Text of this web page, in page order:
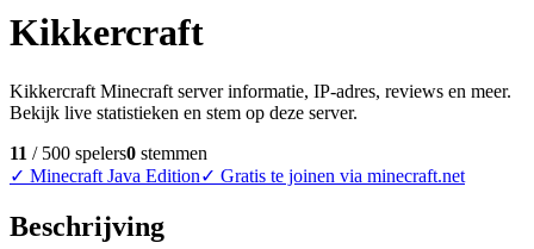
Kikkercraft
Kikkercraft Minecraft server informatie, IP-adres, reviews en meer.
Bekijk live statistieken en stem op deze server.
11 / 500 spelers0 stemmen
✓ Minecraft Java Edition✓ Gratis te joinen via minecraft.net
Beschrijving